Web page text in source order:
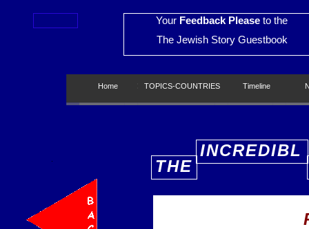
Your Feedback Please to the
The Jewish Story Guestbook
Home TOPICS-COUNTRIES Timeline
Home TOPICS-COUNTRIES Timeline
THE
INCREDIBL